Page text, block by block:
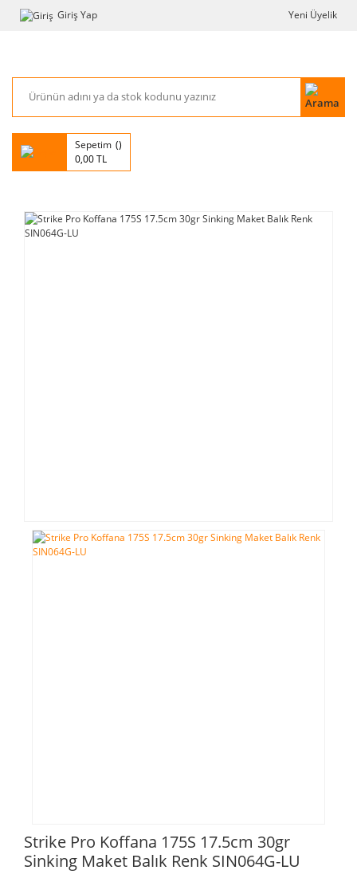
Giriş Yap Yeni Üyelik
Sepetim
0,00 TL
Strike Pro Koffana 175S 17.5cm 30gr
Sinking Maket Balık Renk SIN064G-LU